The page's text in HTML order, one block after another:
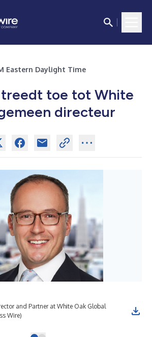
Eastern Daylight Time
toe tot White
directeur
and Partner at White Oak Global
Wire)